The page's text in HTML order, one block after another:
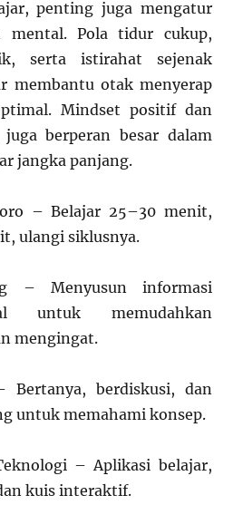
penting juga mengatur
Pola tidur cukup,
serta istirahat sejenak
membantu otak menyerap
Mindset positif dan
berperan besar dalam
jangka panjang.
– Belajar 25–30 menit,
ulangi siklusnya.
– Menyusun informasi
untuk memudahkan
mengingat.
Bertanya, berdiskusi, dan
untuk memahami konsep.
– Aplikasi belajar,
kuis interaktif.